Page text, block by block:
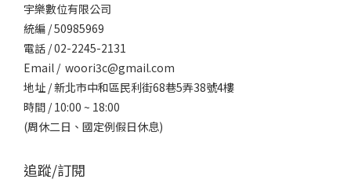
宇樂數位有限公司
統編 / ​50985969
電話 / 02-2245-2131
Email / woori3c@gmail.com
地址 / 新北市中和區民利街68巷5弄38號4樓
時間 / 10:00 ~ 18:00
(周休二日、國定例假日休息)
追蹤/訂閱